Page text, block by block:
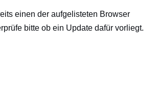
einen der aufgelisteten Browser
bitte ob ein Update dafür vorliegt.